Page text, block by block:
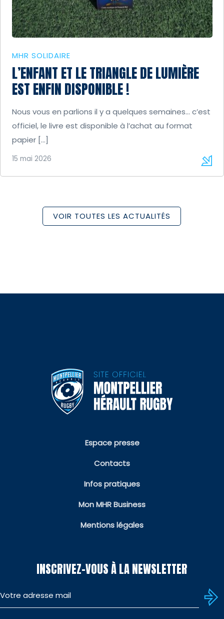
MHR SOLIDAIRE
L’ENFANT ET LE TRIANGLE DE LUMIÈRE
EST ENFIN DISPONIBLE !
Nous vous en parlions il y a quelques semaines… c’est
officiel, le livre est disponible à l’achat au format
papier […]
15 mai 2026
VOIR TOUTES LES ACTUALITÉS
Espace presse
Contacts
Infos pratiques
Mon MHR Business
Mentions légales
INSCRIVEZ-VOUS À LA NEWSLETTER